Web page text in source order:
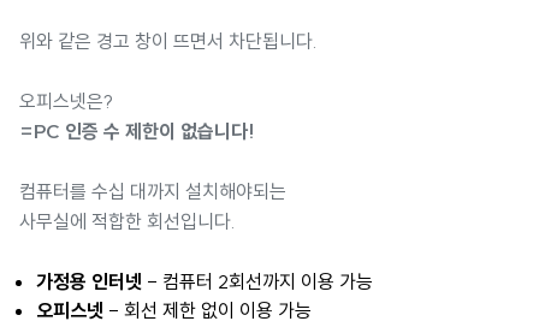
위와 같은 경고 창이 뜨면서 차단됩니다.
오피스넷은?
=PC 인증 수 제한이 없습니다!
컴퓨터를 수십 대까지 설치해야되는
사무실에 적합한 회선입니다.
가정용 인터넷 - 컴퓨터 2회선까지 이용 가능
오피스넷 - 회선 제한 없이 이용 가능